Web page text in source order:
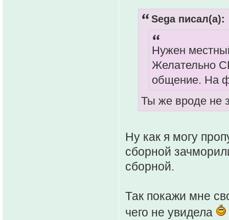
Sega писал(а):
Нужен
Желательно
общение. На
Ты же вроде не
Ну как я могу
сборной
сборной.
Так покажи мне
чего не увидела